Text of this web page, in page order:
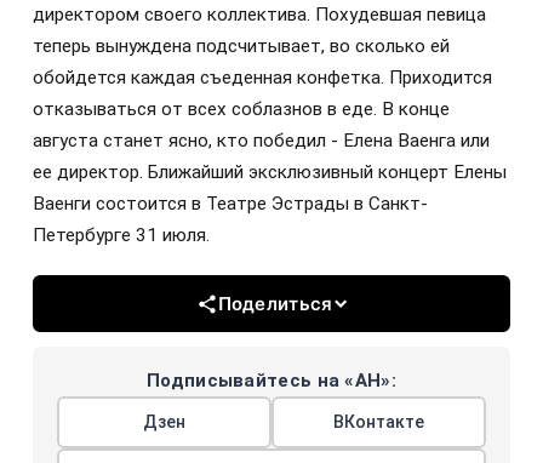
директором своего коллектива. Похудевшая певица
теперь вынуждена подсчитывает, во сколько ей
обойдется каждая съеденная конфетка. Приходится
отказываться от всех соблазнов в еде. В конце
августа станет ясно, кто победил - Елена Ваенга или
ее директор. Ближайший эксклюзивный концерт Елены
Ваенги состоится в Театре Эстрады в Санкт-
Петербурге 31 июля.
Поделиться
Подписывайтесь на «АН»:
Дзен ВКонтакте